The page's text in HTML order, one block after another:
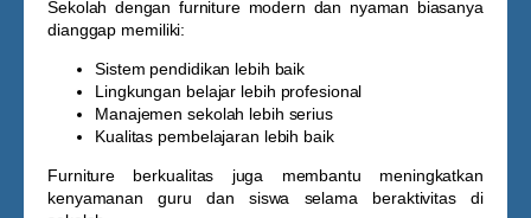
Sekolah dengan furniture modern dan nyaman biasanya
dianggap memiliki:
Sistem pendidikan lebih baik
Lingkungan belajar lebih profesional
Manajemen sekolah lebih serius
Kualitas pembelajaran lebih baik
Furniture berkualitas juga membantu meningkatkan
kenyamanan guru dan siswa selama beraktivitas di